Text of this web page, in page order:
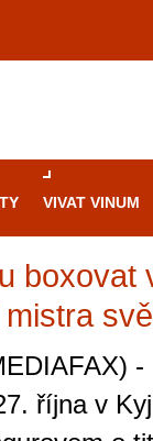
VIVAT VINUM
boxovat
-
října v
Od
je